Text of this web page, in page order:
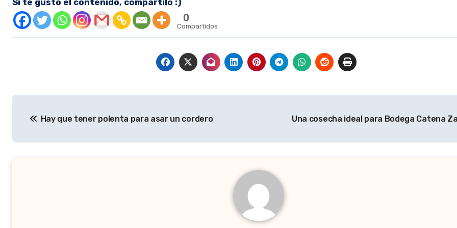
0
Compartidos
de
entradas
Hay que tener polenta para asar un cordero Una cosecha ideal para Bodega Catena